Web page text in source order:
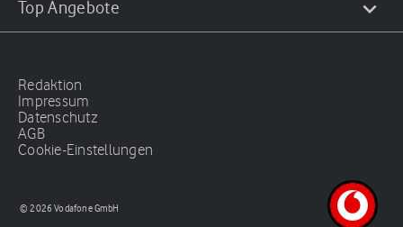
Top Angebote
Redaktion
Impressum
Datenschutz
AGB
Cookie-Einstellungen
© 2026 Vodafone GmbH